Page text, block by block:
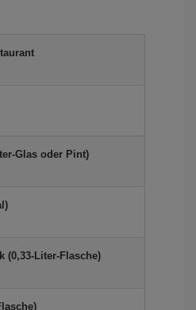
Glas oder Pint)
(0,33-Liter-Flasche)